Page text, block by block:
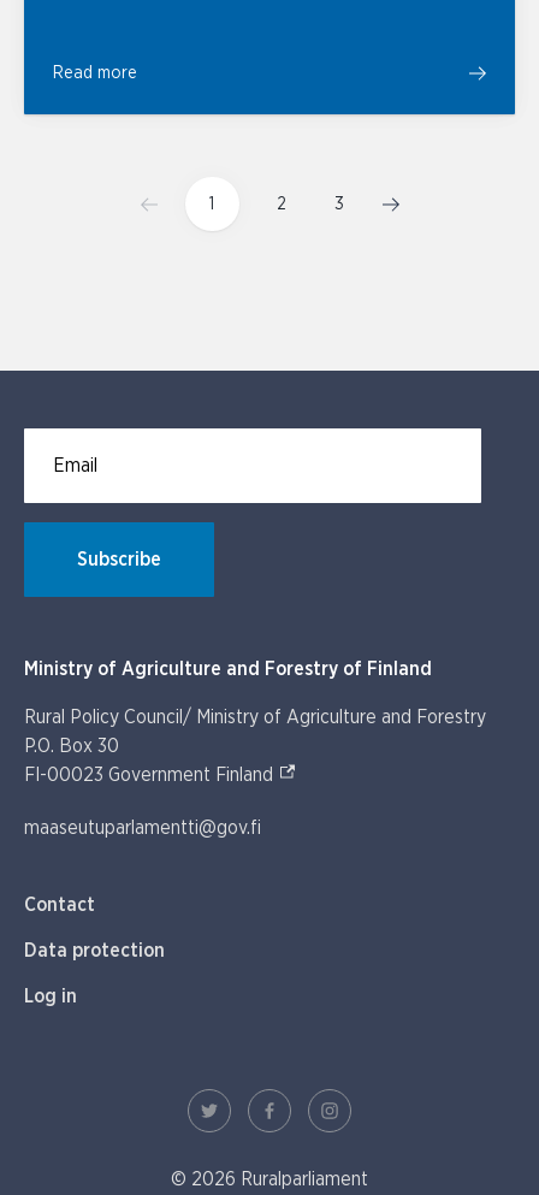
Read more
1 2 3
Subscribe
Ministry of Agriculture and Forestry of Finland
Rural Policy Council/ Ministry of Agriculture and Forestry
P.O. Box 30
FI-00023 Government Finland (External link)
maaseutuparlamentti@gov.fi
Contact
Data protection
Log in
© 2026 Ruralparliament